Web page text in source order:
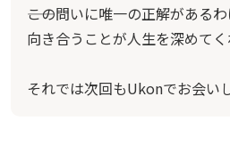
――この問いに唯一の正解がある
向き合うことが人生を深めてく
それでは次回もUkonでお会い